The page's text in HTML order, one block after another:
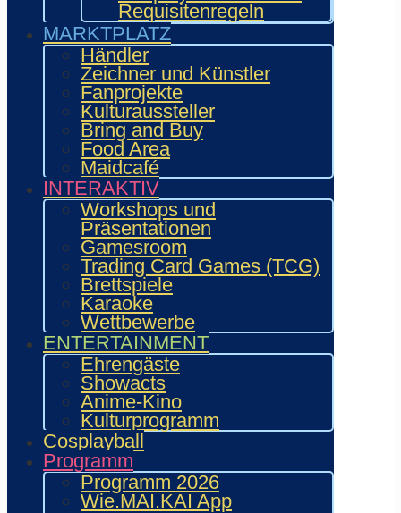
Requisitenregeln
MARKTPLATZ
Händler
Zeichner und Künstler
Fanprojekte
Kulturaussteller
Bring and Buy
Food Area
Maidcafé
INTERAKTIV
Workshops und
Präsentationen
Gamesroom
Trading Card Games (TCG)
Brettspiele
Karaoke
Wettbewerbe
ENTERTAINMENT
Ehrengäste
Showacts
Anime-Kino
Kulturprogramm
Cosplayball
Programm
Programm 2026
Wie.MAI.KAI App
23. Mai 2026
Peggy Pollow
(Synchronsprecherin)
20. Mai 2026